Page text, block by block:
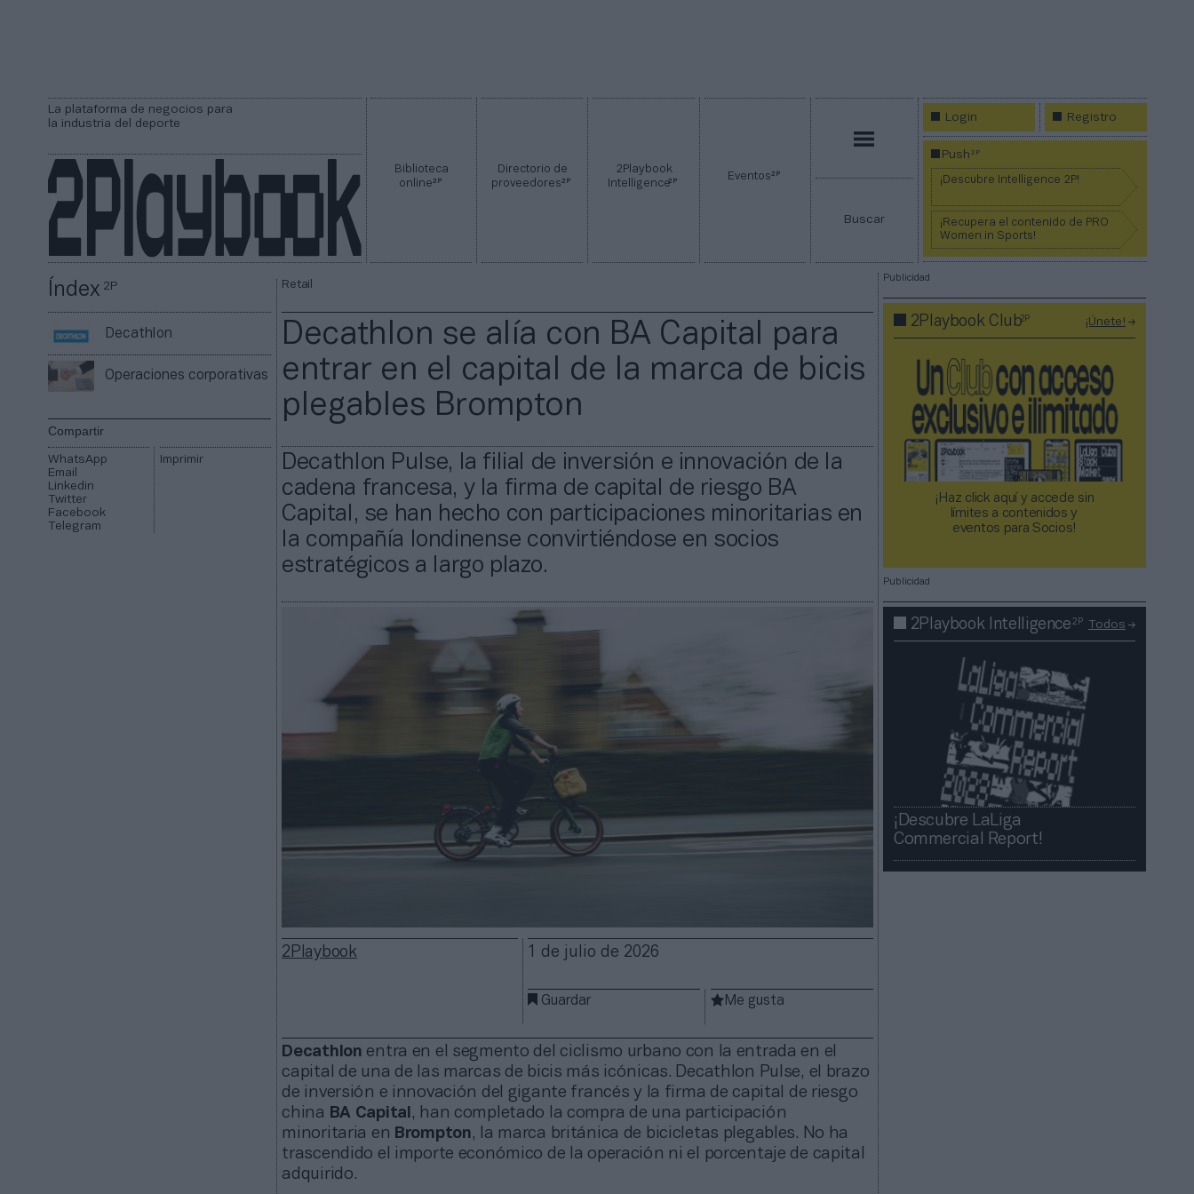
La plataforma de negocios para
la industria del deporte
Biblioteca
online2P
Directorio de
proveedores2P
2Playbook
Intelligence2P Eventos2P
Buscar
Login Registro
Push2P
¡Descubre Intelligence 2P!
¡Recupera el contenido de PRO
Women in Sports!
Índex2P
Decathlon
Operaciones corporativas
Compartir
WhatsApp
Email
Linkedin
Twitter
Facebook
Telegram
Imprimir
Retail
Decathlon se alía con BA Capital para
entrar en el capital de la marca de bicis
plegables Brompton
Decathlon Pulse, la filial de inversión e innovación de la
cadena francesa, y la firma de capital de riesgo BA
Capital, se han hecho con participaciones minoritarias en
la compañía londinense convirtiéndose en socios
estratégicos a largo plazo.
2Playbook 1 de julio de 2026
Guardar Me gusta
Decathlon entra en el segmento del ciclismo urbano con la entrada en el
capital de una de las marcas de bicis más icónicas. Decathlon Pulse, el brazo
de inversión e innovación del gigante francés y la firma de capital de riesgo
china BA Capital , han completado la compra de una participación
minoritaria en Brompton, la marca británica de bicicletas plegables. No ha
trascendido el importe económico de la operación ni el porcentaje de capital
adquirido.
Publicidad
2Playbook Club2P ¡Únete!
¡Haz click aquí y accede sin
límites a contenidos y
eventos para Socios!​​​​​​​
Publicidad
2Playbook Intelligence2P Todos
¡Descubre LaLiga
Commercial Report!​​